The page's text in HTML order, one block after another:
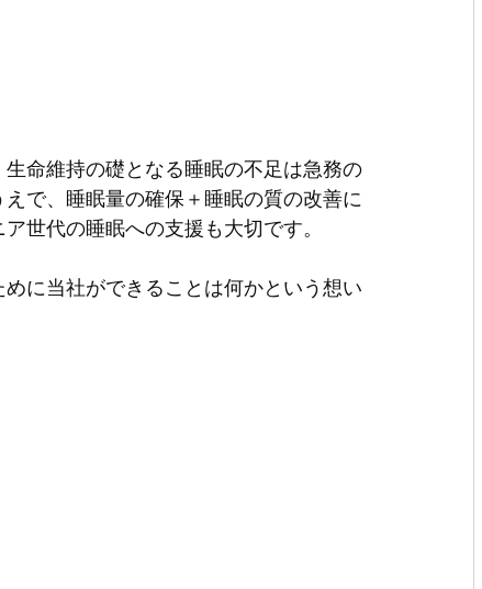
命維持の礎となる睡眠の不足は急務の
で、睡眠量の確保＋睡眠の質の改善に
世代の睡眠への支援も大切です。
に当社ができることは何かという想い